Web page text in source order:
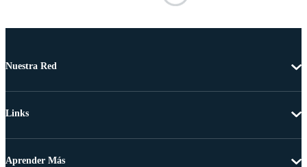
Nuestra Red
Links
Aprender Más